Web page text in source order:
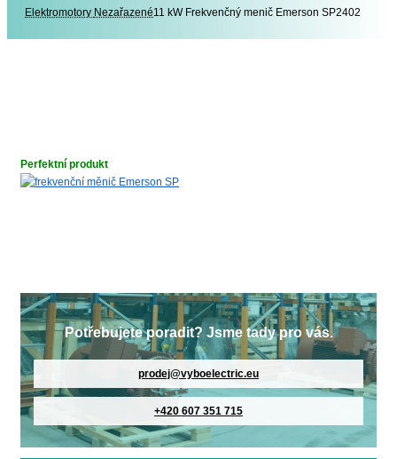
Elektromotory Elektromotory
Nezařazené11 kW Frekvenčný menič Emerson SP2402
Perfektní produkt
Potřebujete poradit? Jsme tady pro vás.
prodej@vyboelectric.eu
+420 607 351 715